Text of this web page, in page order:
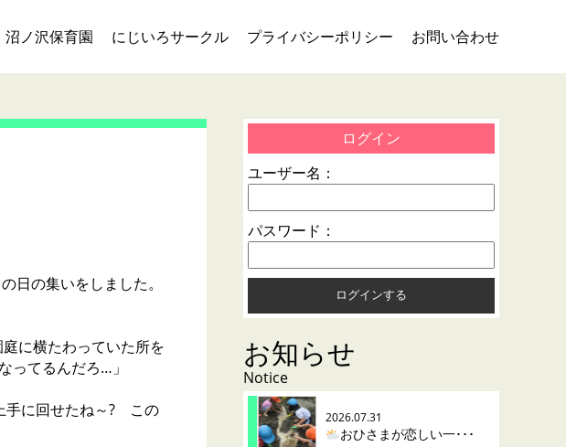
沼ノ沢保育園 にじいろサークル プライバシーポリシー お問い合わせ
日の集いをしました。
に横たわっていた所を
ってるんだろ…」
手に回せたね～? この
ログイン
ユーザー名：
パスワード：
お知らせ
Notice
2026.07.31
おひさまが恋しい一･･･